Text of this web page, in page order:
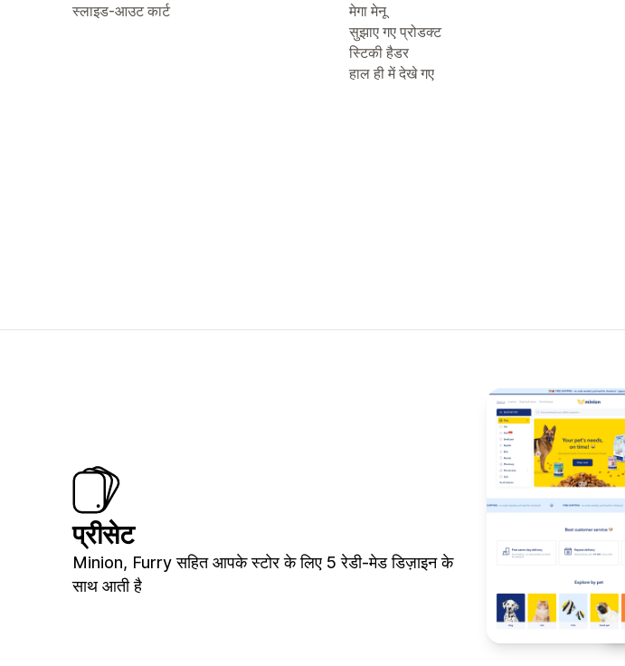
स्लाइड-आउट कार्ट
मेगा मेनू
सुझाए गए प्रोडक्ट
स्टिकी हैडर
हाल ही में देखे गए
प्रीसेट
Minion, Furry सहित आपके स्टोर के लिए 5 रेडी-मेड डिज़ाइन के
साथ आती है